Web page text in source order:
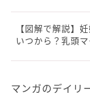
【図解で解説】
いつから？乳頭
マンガのデイリ